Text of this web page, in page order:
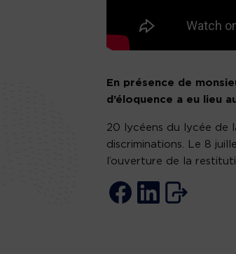
En présence de
d’éloquence a eu lieu
20 lycéens du lycée de
discriminations. Le 8
l’ouverture de la